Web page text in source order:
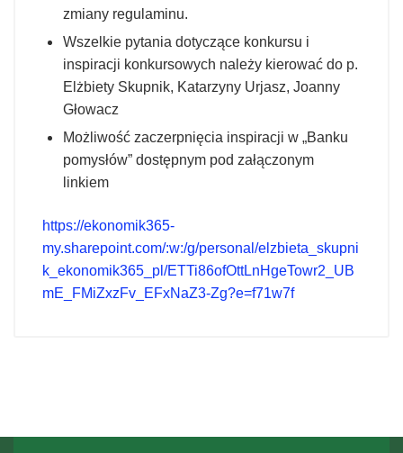
zmiany regulaminu.
Wszelkie pytania dotyczące konkursu i
inspiracji konkursowych należy kierować do p.
Elżbiety Skupnik, Katarzyny Urjasz, Joanny
Głowacz
Możliwość zaczerpnięcia inspiracji w „Banku
pomysłów” dostępnym pod załączonym
linkiem
https://ekonomik365-
my.sharepoint.com/:w:/g/personal/elzbieta_skupni
k_ekonomik365_pl/ETTi86ofOttLnHgeTowr2_UB
mE_FMiZxzFv_EFxNaZ3-Zg?e=f71w7f